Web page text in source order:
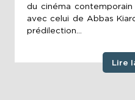
du cinéma
avec celui de Abbas
prédilection...
Lire